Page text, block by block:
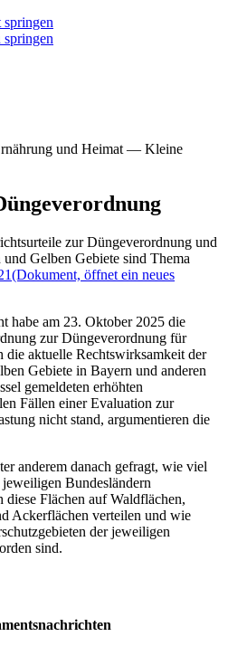
und Heimat — Kleine
zur Düngeverordnung und
Gelben Gebiete sind Thema
(Dokument, öffnet ein neues
habe am 23. Oktober 2025 die
zur Düngeverordnung für
aktuelle Rechtswirksamkeit der
Gebiete in Bayern und anderen
gemeldeten erhöhten
Fällen einer Evaluation zur
nicht stand, argumentieren die
anderem danach gefragt, wie viel
Bundesländern
Flächen auf Waldflächen,
Ackerflächen verteilen und wie
der jeweiligen
sind.